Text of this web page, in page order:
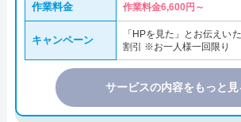
作業料金 作業料金6,600円～
キャンペーン
「HPを見た」とお伝えい
割引 ※お一人様一回限り
サービスの内容をもっと見